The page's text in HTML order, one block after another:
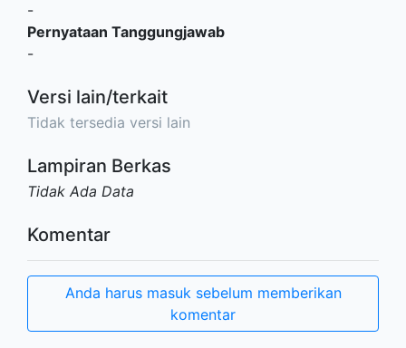
-
Pernyataan Tanggungjawab
-
Versi lain/terkait
Tidak tersedia versi lain
Lampiran Berkas
Tidak Ada Data
Komentar
Anda harus masuk sebelum memberikan
komentar